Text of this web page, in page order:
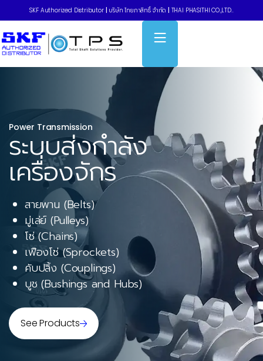
SKF Authorized Distributor บริษัท ไทยภาสิทธิ์ จำกัด THAI PHASITHI CO.,LTD..
Power Transmission
ระบบส่งกำลัง
เครื่องจักร
สายพาน (Belts)
มู่เล่ย์ (Pulleys)
โซ่ (Chains)
เฟืองโซ่ (Sprockets)
คับปลิ้ง (Couplings)
บูช (Bushings and Hubs)
See Products